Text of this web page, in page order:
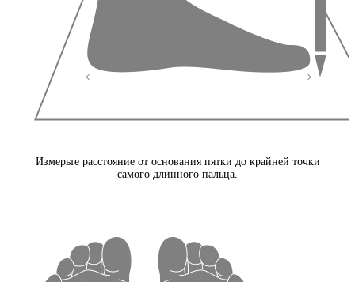
Измерьте расстояние от основания пятки до крайней точки
самого длинного пальца.